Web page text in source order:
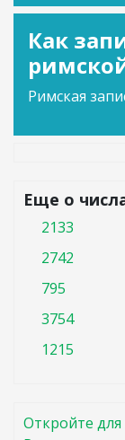
Как
Римская
Еще о
2133
2742
795
3754
1215
Откройте